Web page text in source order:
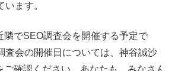
います。
隣でSEO調査会を開催する予定で
査会の開催日については、神谷誠沙
ご確認ください。あなたも、みなさん